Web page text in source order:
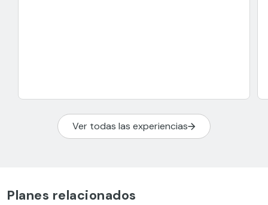
Ver todas las experiencias
Planes relacionados